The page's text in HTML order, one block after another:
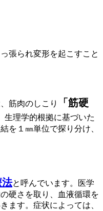
張られ変形を起こすこと
筋肉のしこり
「筋硬
生理学的根拠に基づいた
を１㎜単位で探り分け、
法と呼んでいます。医学
硬さを取り、血液循環を
ます。症状によっては、